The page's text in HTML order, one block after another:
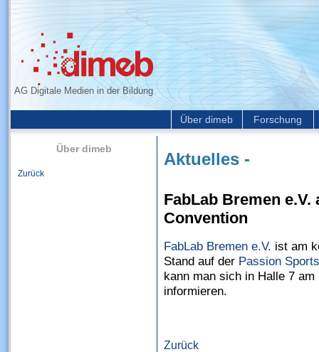
AG Digitale Medien in der Bildung
Über dimeb Forschung
Über dimeb
Zurück
Aktuelles -
FabLab Bremen
Convention
FabLab Bremen e.V. ist am
Stand auf der Passion
kann man sich in Halle 7
informieren.
Zurück